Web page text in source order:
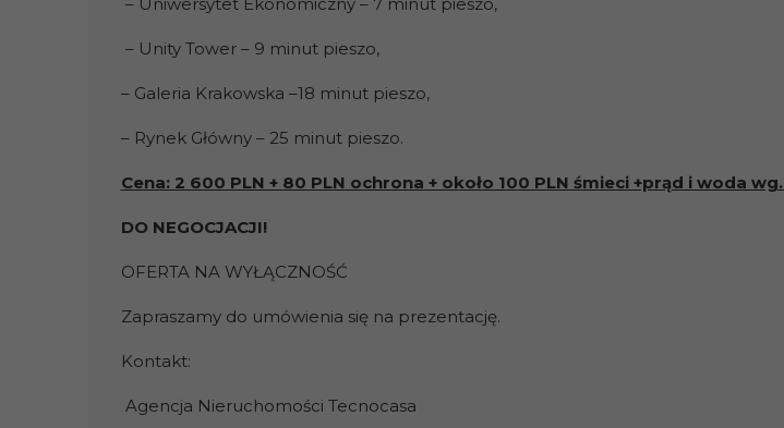
– Uniwersytet Ekonomiczny – 7 minut pieszo,
– Unity Tower – 9 minut pieszo,
– Galeria Krakowska –18 minut pieszo,
– Rynek Główny – 25 minut pieszo.
Cena: 2 600 PLN + 80 PLN ochrona + około 100 PLN śmieci +prąd i woda wg.
DO NEGOCJACJI!
OFERTA NA WYŁĄCZNOŚĆ
Zapraszamy do umówienia się na prezentację.
Kontakt:
Agencja Nieruchomości Tecnocasa